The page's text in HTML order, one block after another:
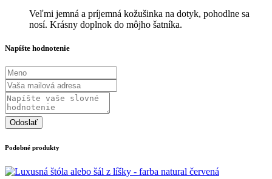
Veľmi jemná a príjemná kožušinka na dotyk, pohodlne sa
nosí. Krásny doplnok do môjho šatníka.
Napíšte hodnotenie
Odoslať
Podobné produkty